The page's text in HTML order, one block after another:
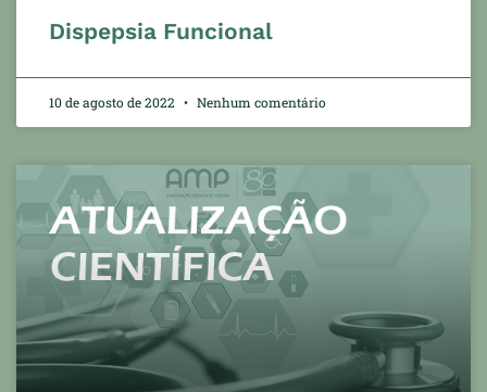
Dispepsia Funcional
10 de agosto de 2022 Nenhum comentário